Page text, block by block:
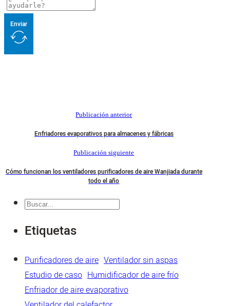
Enviar
Publicación anterior
Enfriadores evaporativos para almacenes y fábricas
Publicación siguiente
Cómo funcionan los ventiladores purificadores de aire Wanjiada durante
todo el año
Buscar
Etiquetas
Purificadores de aire Ventilador sin aspas
Estudio de caso Humidificador de aire frío
Enfriador de aire evaporativo